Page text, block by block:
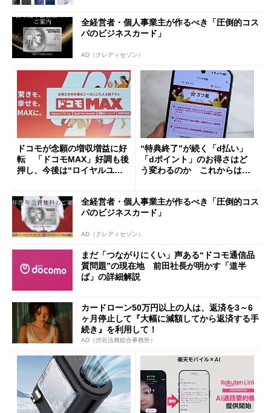
全経営者・個人事業主が作るべき「圧倒的コス
パのビジネスカード」
AD（クレディセゾン）
ドコモが念願の増収増益に好
転 「ドコモMAX」好調も後
押し、今後は“ロイヤルユー
“特典終了”が続く「d払い」
「dポイント」のお得さはど
う変わるのか これからは
全経営者・個人事業主が作るべき「圧倒的コス
パのビジネスカード」
AD（クレディセゾン）
まだ「つながりにくい」声ある“ドコモ通信品
質問題”の現在地 前田社長が明かす「道半
ば」の詳細解説
カードローン50万円以上の人は、返済を3～6
ヶ月停止して『大幅に減額してから返済する手
続き』を利用して！
AD（渋谷法務総合事務所）